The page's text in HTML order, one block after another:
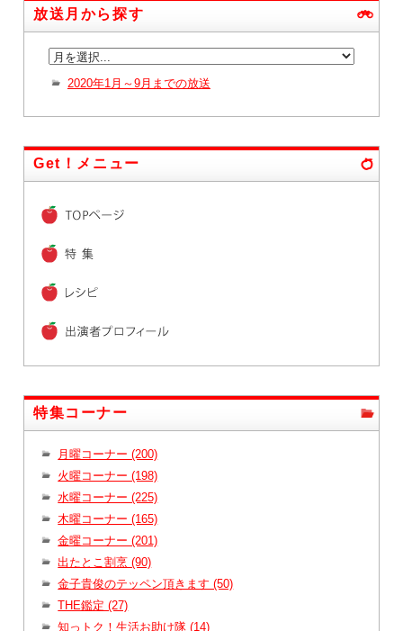
放送月から探す
2020年1月～9月までの放送
Get！メニュー
特集コーナー
月曜コーナー (200)
火曜コーナー (198)
水曜コーナー (225)
木曜コーナー (165)
金曜コーナー (201)
出たとこ割烹 (90)
金子貴俊のテッペン頂きます (50)
THE鑑定 (27)
知っトク！生活お助け隊 (14)